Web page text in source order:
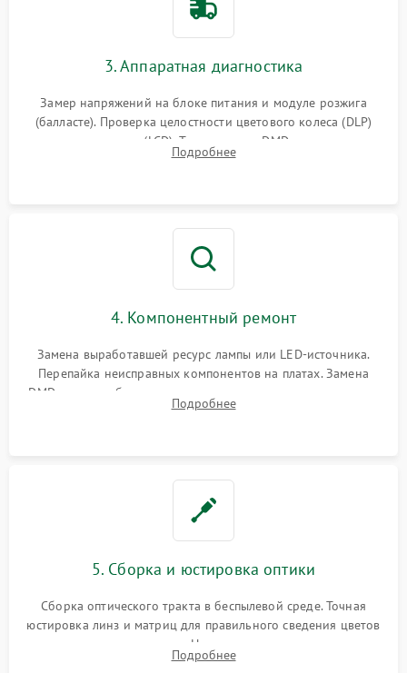
3. Аппаратная диагностика
Замер напряжений на блоке питания и модуле розжига
(балласте). Проверка целостности цветового колеса (DLP)
или поляризаторов (LCD). Тестирование DMD-чипа, датчиков
температуры и оптопар с помощью мультиметра и
Подробнее
4. Компонентный ремонт
Замена выработавшей ресурс лампы или LED-источника.
Перепайка неисправных компонентов на платах. Замена
DMD-чипа при битых пикселях, установка нового цветового
колеса или восстановление сгоревших поляризационных
Подробнее
5. Сборка и юстировка оптики
Сборка оптического тракта в беспылевой среде. Точная
юстировка линз и матриц для правильного сведения цветов
и устранения размытия. Надежное подключение всех
шлейфов, установка датчиков и закрытие корпуса
Подробнее